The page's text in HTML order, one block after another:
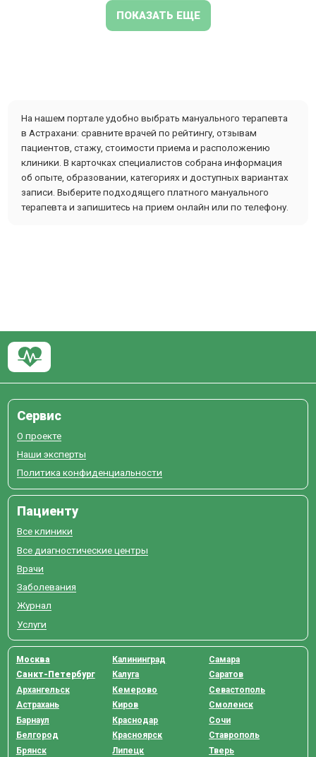
ПОКАЗАТЬ ЕЩЕ
На нашем портале удобно выбрать мануального терапевта
в Астрахани: сравните врачей по рейтингу, отзывам
пациентов, стажу, стоимости приема и расположению
клиники. В карточках специалистов собрана информация
об опыте, образовании, категориях и доступных вариантах
записи. Выберите подходящего платного мануального
терапевта и запишитесь на прием онлайн или по телефону.
Сервис
О проекте
Наши эксперты
Политика конфиденциальности
Пациенту
Все клиники
Все диагностические центры
Врачи
Заболевания
Журнал
Услуги
Москва
Санкт-Петербург
Архангельск
Астрахань
Барнаул
Белгород
Брянск
Калининград
Калуга
Кемерово
Киров
Краснодар
Красноярск
Липецк
Самара
Саратов
Севастополь
Смоленск
Сочи
Ставрополь
Тверь